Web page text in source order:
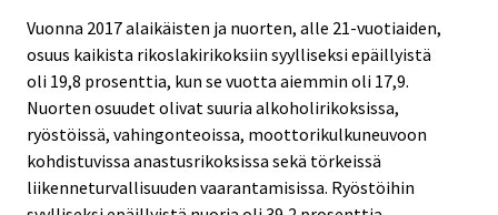
Vuonna 2017 alaikäisten ja nuorten, alle 21-vuotiaiden,
osuus kaikista rikoslakirikoksiin syylliseksi epäillyistä
oli 19,8 prosenttia, kun se vuotta aiemmin oli 17,9.
Nuorten osuudet olivat suuria alkoholirikoksissa,
ryöstöissä, vahingonteoissa, moottorikulkuneuvoon
kohdistuvissa anastusrikoksissa sekä törkeissä
liikenneturvallisuuden vaarantamisissa. Ryöstöihin